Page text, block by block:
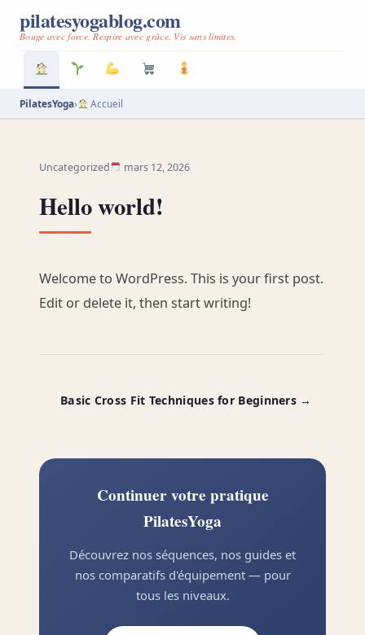
pilatesyogablog.com
Bouge avec force. Respire avec grâce. Vis sans limites.
PilatesYoga› Accueil
Uncategorized mars 12, 2026
Hello world!
Welcome to WordPress. This is your first post.
Edit or delete it, then start writing!
Basic Cross Fit Techniques for Beginners →
Continuer votre pratique
PilatesYoga
Découvrez nos séquences, nos guides et
nos comparatifs d'équipement — pour
tous les niveaux.